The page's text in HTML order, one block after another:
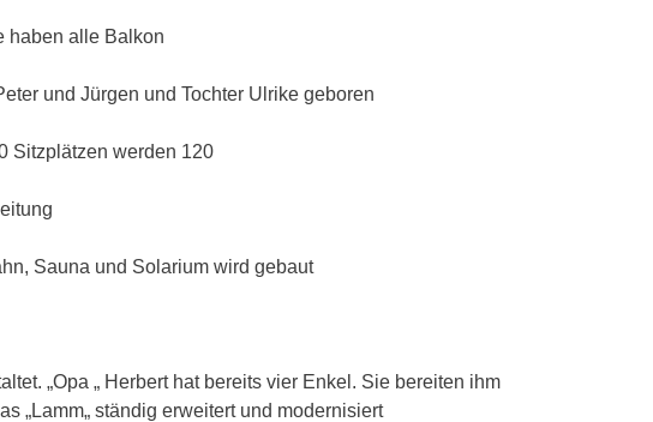
haben alle Balkon
und Jürgen und Tochter Ulrike geboren
Sitzplätzen werden 120
Sauna und Solarium wird gebaut
„Opa „ Herbert hat bereits vier Enkel. Sie bereiten ihm
„Lamm„ ständig erweitert und modernisiert